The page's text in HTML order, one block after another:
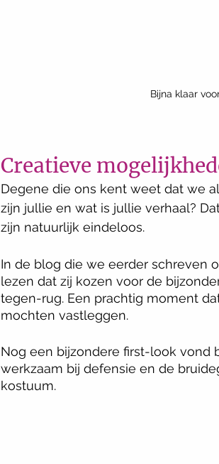
Bijna klaar
Creatieve
Degene die ons kent weet dat we
zijn jullie en wat is jullie verhaal?
zijn natuurlijk eindeloos.
In de blog die we eerder schreven
lezen dat zij kozen voor de
tegen-rug. Een prachtig moment
mochten vastleggen.
Nog een bijzondere first-look vond
werkzaam bij defensie en de
kostuum.